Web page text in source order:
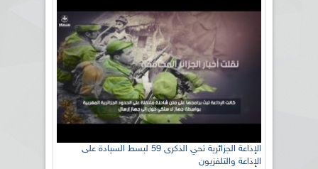
الإذاعة الجزائرية تحي الذكرى 59 لبسط السيادة على
الإذاعة والتلفزيون